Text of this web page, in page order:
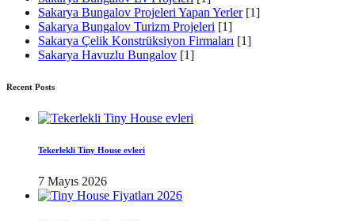
Sakarya Bungalov Projeleri Yapan Yerler [1]
Sakarya Bungalov Turizm Projeleri [1]
Sakarya Çelik Konstrüksiyon Firmaları [1]
Sakarya Havuzlu Bungalov [1]
Recent Posts
Tekerlekli Tiny House evleri
7 Mayıs 2026